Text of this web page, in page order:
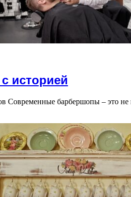
историей
Современные барбершопы – это